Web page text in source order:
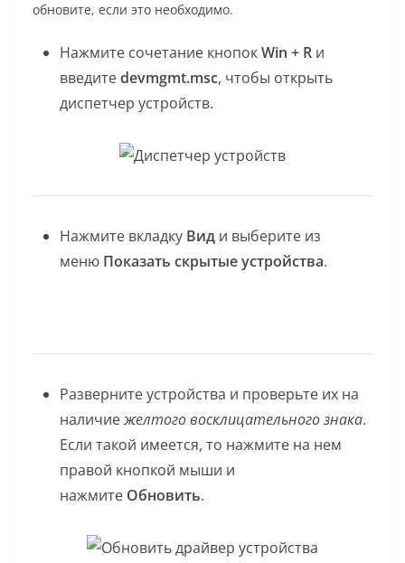
обновите, если это необходимо.
Нажмите сочетание кнопокWin + R и
введитеdevmgmt.msc, чтобы открыть
диспетчер устройств.
Нажмите вкладку Вид и выберите из
меню Показать скрытые устройства.
Разверните устройства и проверьте их на
наличиежелтого восклицательного знака.
Если такой имеется, то нажмите на нем
правой кнопкой мыши и
нажмите Обновить.